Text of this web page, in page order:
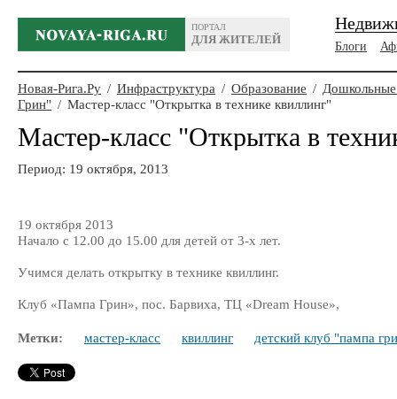
ПОРТАЛ
ДЛЯ ЖИТЕЛЕЙ
Блоги
Новая-Рига.Ру / Инфраструктура / Образование /
Грин" / Мастер-класс "Открытка в технике квиллинг"
Мастер-класс "Открытка в
Период: 19 октября, 2013
19 октября 2013
Начало с 12.00 до 15.00 для детей от 3-х лет.
Учимся делать открытку в технике квиллинг.
Клуб «Пампа Грин», пос. Барвиха, ТЦ «Dream House»,
Метки: мастер-класс квиллинг детский клуб "пампа